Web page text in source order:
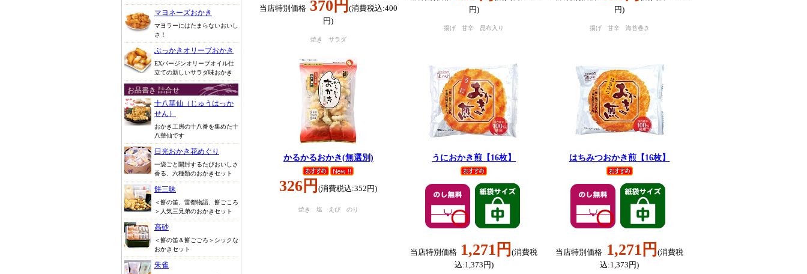
マヨネーズおかき
マヨラーにはたまらないおいし
さ！
ぶっかきオリーブおかき
EXバージンオリーブオイル仕
立ての新しいサラダ味おかき
お品書き 詰合せ
十八華仙（じゅうはっか
せん）
おかき工房の十八番を集めた十
八華仙です
日光おかき花めぐり
一袋ごと開封するたびおいしさ
香る、六種類のおかきセット
餅三昧
＜餅の笛、雷都物語、餅ごころ
＞人気三兄弟のおかきセット
高砂
＜餅の笛＆餅ごごろ＞シックな
おかきセット
朱雀
当店特別価格 370円(消費税込:400
円)
焼き サラダ
円)
揚げ 甘辛 昆布入り
円)
揚げ 甘辛 海苔巻き
かるかるおかき(無選別)
326円(消費税込:352円)
焼き 塩 えび のり
うにおかき煎【16枚】
当店特別価格 1,271円(消費税
込:1,373円)
はちみつおかき煎【16枚】
当店特別価格 1,271円 (消費税
込:1,373円)